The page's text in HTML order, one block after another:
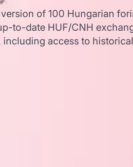
of 100 Hungarian
to-date HUF/CNH
including access to